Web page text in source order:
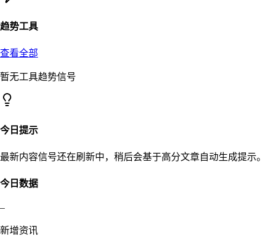
趋势工具
查看全部
暂无工具趋势信号
今日提示
最新内容信号还在刷新中，稍后会基于高分文章自动生成提示。
今日数据
–
新增资讯